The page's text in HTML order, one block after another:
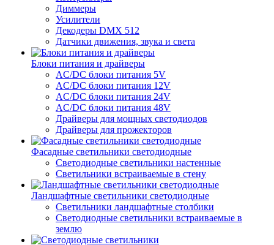
Диммеры
Усилители
Декодеры DMX 512
Датчики движения, звука и света
Блоки питания и драйверы
AC/DC блоки питания 5V
AC/DC блоки питания 12V
AC/DC блоки питания 24V
AC/DC блоки питания 48V
Драйверы для мощных светодиодов
Драйверы для прожекторов
Фасадные светильники светодиодные
Светодиодные светильники настенные
Светильники встраиваемые в стену
Ландшафтные светильники светодиодные
Светильники ландшафтные столбики
Светодиодные светильники встраиваемые в
землю